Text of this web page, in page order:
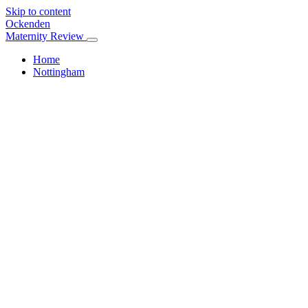
Skip to content
Ockenden
Maternity Review
Home
Nottingham